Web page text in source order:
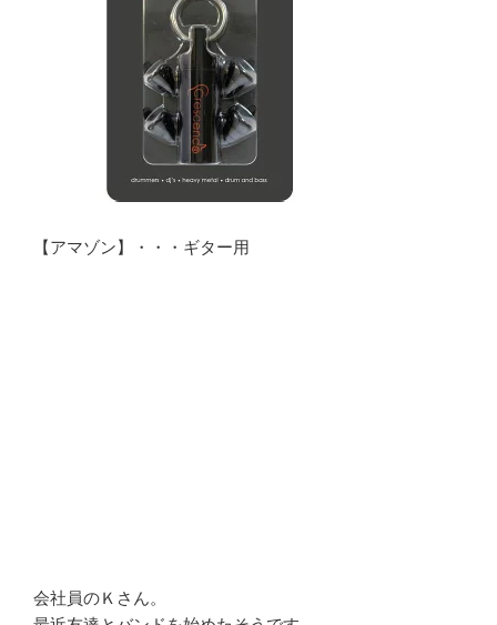
【アマゾン】・・・ギター用
会社員のＫさん。